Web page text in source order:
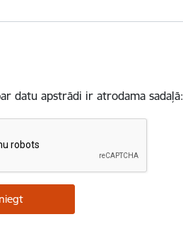
datu apstrādi ir atrodama sadaļā: